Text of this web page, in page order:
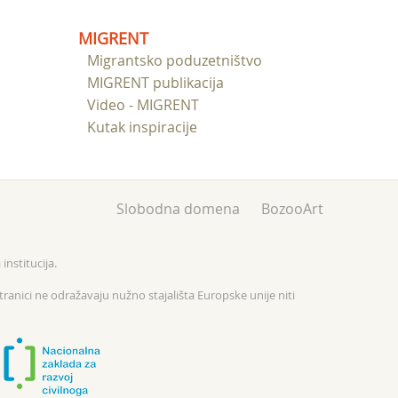
MIGRENT
Migrantsko poduzetništvo
MIGRENT publikacija
Video - MIGRENT
Kutak inspiracije
Slobodna domena BozooArt
institucija.
ne odražavaju nužno stajališta Europske unije niti